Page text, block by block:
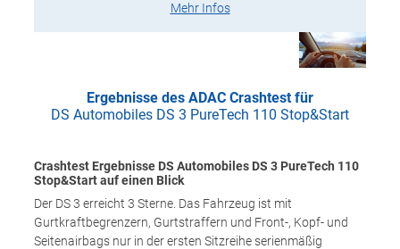
Mehr Infos
Ergebnisse des ADAC Crashtest für
DS Automobiles DS 3 PureTech 110 Stop&Start
Crashtest Ergebnisse DS Automobiles DS 3 PureTech 110
Stop&Start auf einen Blick
Der DS 3 erreicht 3 Sterne. Das Fahrzeug ist mit
Gurtkraftbegrenzern, Gurtstraffern und Front-, Kopf- und
Seitenairbags nur in der ersten Sitzreihe serienmäßig